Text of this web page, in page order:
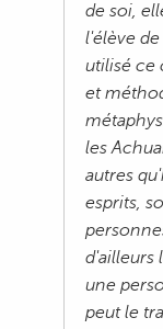
de soi,
l'élève
utilisé ce
et
les
autres
esprits,
d'ailleurs
une
peut le